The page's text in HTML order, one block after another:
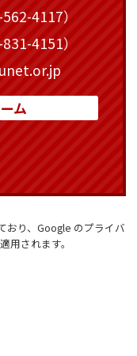
4117）
4151）
ム
おり、Google のプライバ
用されます。